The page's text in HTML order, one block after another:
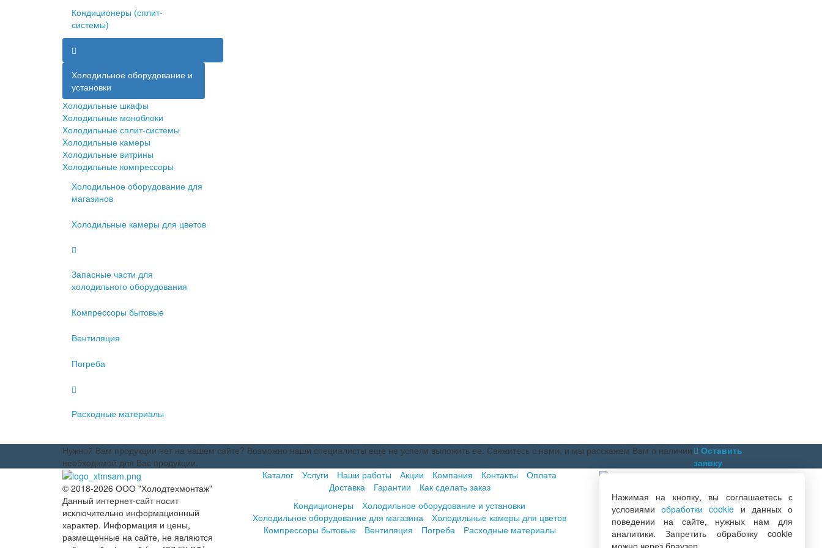
Кондиционеры (сплит-
системы)
Холодильное оборудование и
установки
Холодильные шкафы
Холодильные моноблоки
Холодильные сплит-системы
Холодильные камеры
Холодильные витрины
Холодильные компрессоры
Холодильное оборудование для
магазинов
Холодильные камеры для цветов
Запасные части для
холодильного оборудования
Компрессоры бытовые
Вентиляция
Погреба
Расходные материалы
Нужной Вам продукции нет на нашем сайте? Возможно наши специалисты еще не успели выложить ее. Свяжитесь с нами, и мы расскажем Вам о наличии
необходимой для Вас продукции.
Оставить
заявку
© 2018-2026 ООО "Холодтехмонтаж"
Данный интернет-сайт носит
исключительно информационный
характер. Информация и цены,
размещенные на сайте, не являются
Каталог Услуги Наши работы Акции Компания Контакты
Оплата
Доставка
Гарантии
Как сделать заказ
Кондиционеры
Холодильное оборудование и установки
Холодильное оборудование для магазина
Холодильные камеры для цветов
Компрессоры бытовые
Вентиляция Погреба Расходные материалы
+7 (846) 228-76-46
+7 (846) 300-44-04
Заказать обратный звонок
Нажимая на кнопку, вы соглашаетесь с
условиями обработки cookie и данных о
поведении на сайте, нужных нам для
аналитики. Запретить обработку cookie